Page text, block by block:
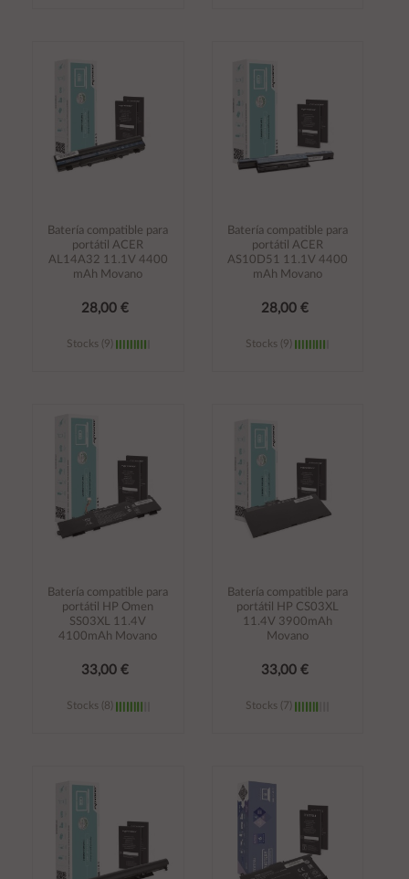
carrito
carrito
Batería compatible para
portátil ACER
AL14A32 11.1V 4400
mAh Movano
28,00 €
Stocks (9)
carrito
Batería compatible para
portátil ACER
AS10D51 11.1V 4400
mAh Movano
28,00 €
Stocks (9)
carrito
Batería compatible para
portátil HP Omen
SS03XL 11.4V
4100mAh Movano
33,00 €
Stocks (8)
carrito
Batería compatible para
portátil HP CS03XL
11.4V 3900mAh
Movano
33,00 €
Stocks (7)
carrito